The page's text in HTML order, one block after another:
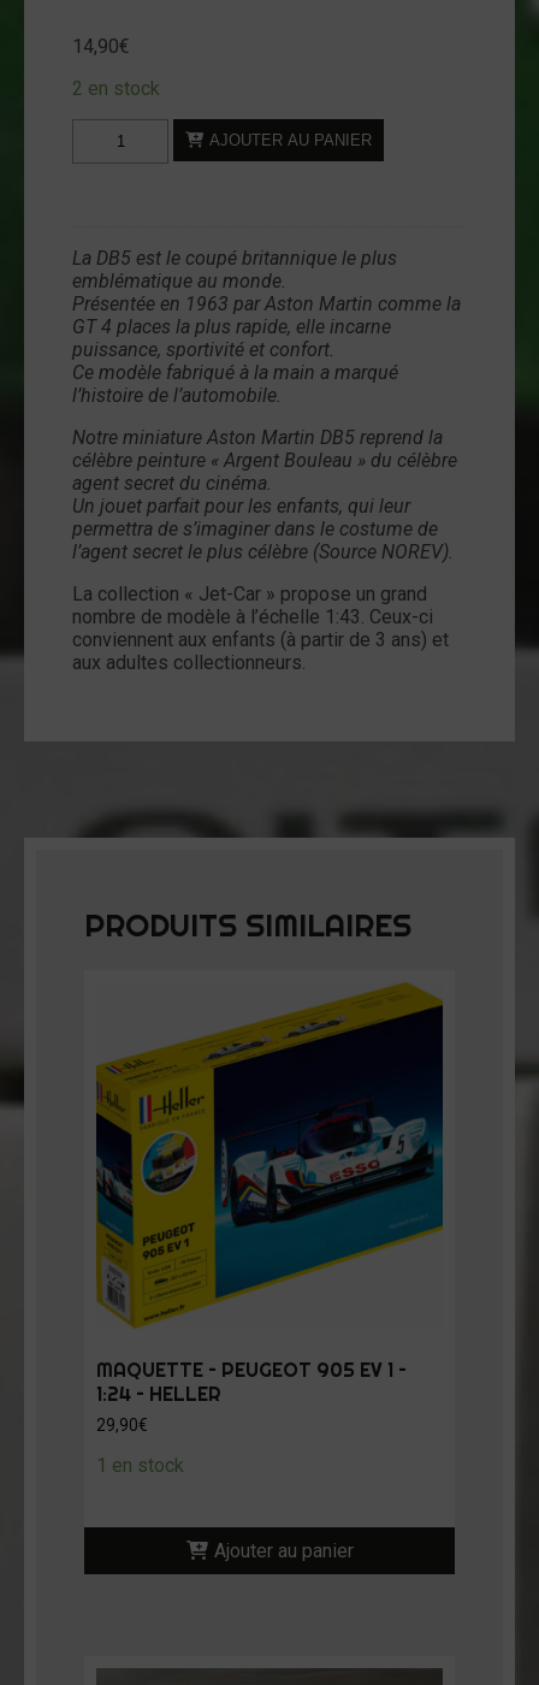
14,90€
2 en stock
quantité
de
Martin
DB5
-
1:43
-
NOREV
AJOUTER AU PANIER
La DB5 est le coupé britannique le plus
emblématique au monde.
Présentée en 1963 par Aston Martin comme la
GT 4 places la plus rapide, elle incarne
puissance, sportivité et confort.
Ce modèle fabriqué à la main a marqué
l’histoire de l’automobile.
Notre miniature Aston Martin DB5 reprend la
célèbre peinture « Argent Bouleau » du célèbre
agent secret du cinéma.
Un jouet parfait pour les enfants, qui leur
permettra de s’imaginer dans le costume de
l’agent secret le plus célèbre (Source NOREV).
La collection « Jet-Car » propose un grand
nombre de modèle à l’échelle 1:43. Ceux-ci
conviennent aux enfants (à partir de 3 ans) et
aux adultes collectionneurs.
PRODUITS SIMILAIRES
MAQUETTE – PEUGEOT 905 EV 1 –
1:24 – HELLER
29,90€
1 en stock
Ajouter au panier